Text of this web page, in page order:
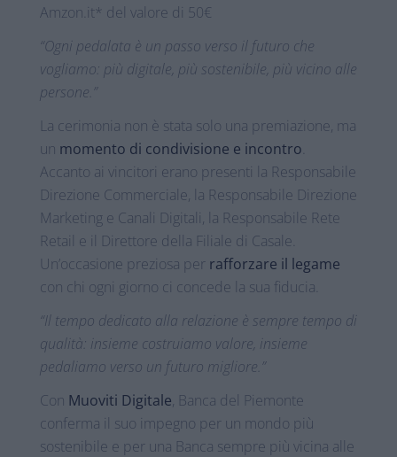
Amzon.it* del valore di 50€
“Ogni pedalata è un passo verso il futuro che
vogliamo: più digitale, più sostenibile, più vicino alle
persone.”
La cerimonia non è stata solo una premiazione, ma
un momento di condivisione e incontro
Accanto ai vincitori erano presenti la Responsabile
Direzione Commerciale, la Responsabile Direzione
Marketing e Canali Digitali, la Responsabile Rete
Retail e il Direttore della Filiale di Casale.
Un’occasione preziosa per rafforzare il legame
con chi ogni giorno ci concede la sua fiducia.
“Il tempo dedicato alla relazione è sempre tempo di
qualità: insieme costruiamo valore, insieme
pedaliamo verso un futuro migliore.”
Con Muoviti Digitale, Banca del Piemonte
conferma il suo impegno per un mondo più
sostenibile e per una Banca sempre più vicina alle